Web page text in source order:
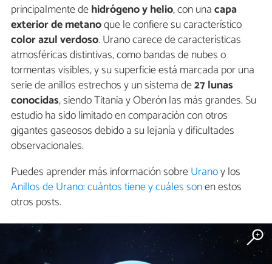
principalmente dehidrógeno y helio, con unacapa
exterior de metanoque le confiere su característico
color azul verdoso. Urano carece de características
atmosféricas distintivas, como bandas de nubes o
tormentas visibles, y su superficie está marcada por una
serie de anillos estrechos y un sistema de27 lunas
conocidas, siendo Titania y Oberón las más grandes. Su
estudio ha sido limitado en comparación con otros
gigantes gaseosos debido a su lejanía y dificultades
observacionales.
Puedes aprender más información sobreUranoy los
Anillos de Urano: cuántos tiene y cuáles sonen estos
otros posts.